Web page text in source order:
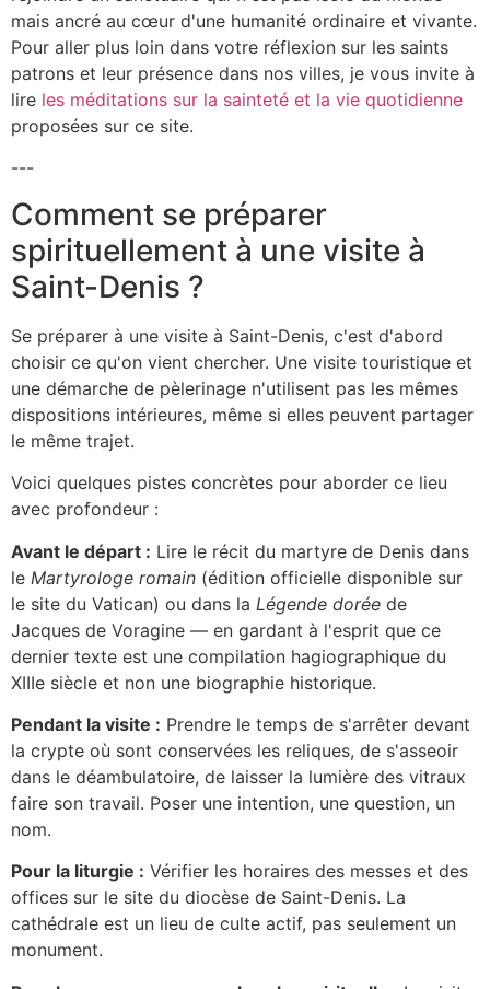
mais ancré au cœur d'une humanité ordinaire et vivante.
Pour aller plus loin dans votre réflexion sur les saints
patrons et leur présence dans nos villes, je vous invite à
lire les méditations sur la sainteté et la vie quotidienne
proposées sur ce site.
---
Comment se préparer
spirituellement à une visite à
Saint-Denis ?
Se préparer à une visite à Saint-Denis, c'est d'abord
choisir ce qu'on vient chercher. Une visite touristique et
une démarche de pèlerinage n'utilisent pas les mêmes
dispositions intérieures, même si elles peuvent partager
le même trajet.
Voici quelques pistes concrètes pour aborder ce lieu
avec profondeur :
Avant le départ : Lire le récit du martyre de Denis dans
le Martyrologe romain (édition officielle disponible sur
le site du Vatican) ou dans la Légende dorée de
Jacques de Voragine — en gardant à l'esprit que ce
dernier texte est une compilation hagiographique du
XIIIe siècle et non une biographie historique.
Pendant la visite : Prendre le temps de s'arrêter devant
la crypte où sont conservées les reliques, de s'asseoir
dans le déambulatoire, de laisser la lumière des vitraux
faire son travail. Poser une intention, une question, un
nom.
Pour la liturgie : Vérifier les horaires des messes et des
offices sur le site du diocèse de Saint-Denis. La
cathédrale est un lieu de culte actif, pas seulement un
monument.